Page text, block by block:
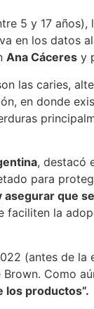
5 y 17 años),
en los
Ana Cáceres y
las caries,
en donde
, destacó
para
que
la
(antes de
Como
los productos”.